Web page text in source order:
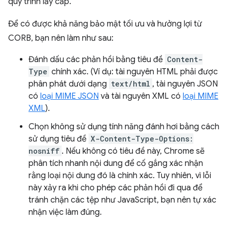
Để có được khả năng bảo mật tối ưu và hưởng lợi từ
CORB, bạn nên làm như sau:
Đánh dấu các phản hồi bằng tiêu đề Content-
Type chính xác. (Ví dụ: tài nguyên HTML phải được
phân phát dưới dạng text/html , tài nguyên JSON
có loại MIME JSON và tài nguyên XML có loại MIME
XML).
Chọn không sử dụng tính năng đánh hơi bằng cách
sử dụng tiêu đề X-Content-Type-Options:
nosniff . Nếu không có tiêu đề này, Chrome sẽ
phân tích nhanh nội dung để cố gắng xác nhận
rằng loại nội dung đó là chính xác. Tuy nhiên, vì lỗi
này xảy ra khi cho phép các phản hồi đi qua để
tránh chặn các tệp như JavaScript, bạn nên tự xác
nhận việc làm đúng.